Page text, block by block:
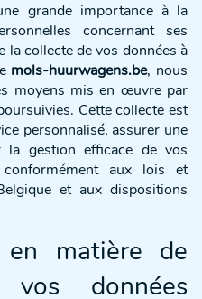
grande importance à la
concernant ses
la collecte de vos données à
mols-huurwagens.be, nous
moyens mis en œuvre par
Cette collecte est
personnalisé, assurer une
la gestion efficace de vos
conformément aux lois et
et aux dispositions
en matière de
données